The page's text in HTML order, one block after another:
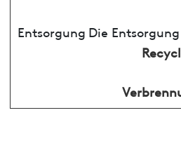
Entsorgung Die